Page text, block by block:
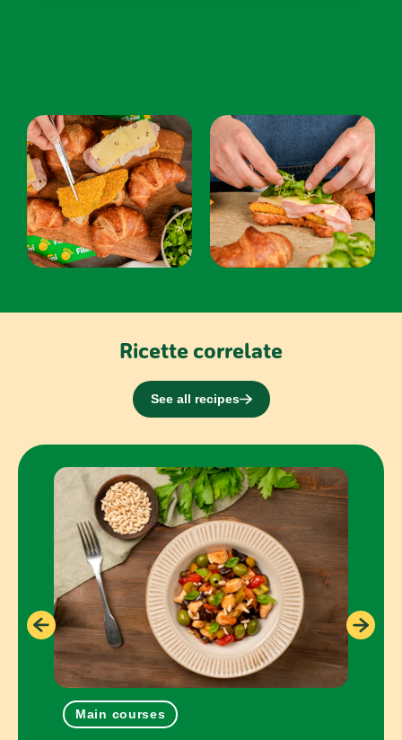
Ricette correlate
See all recipes
Main courses